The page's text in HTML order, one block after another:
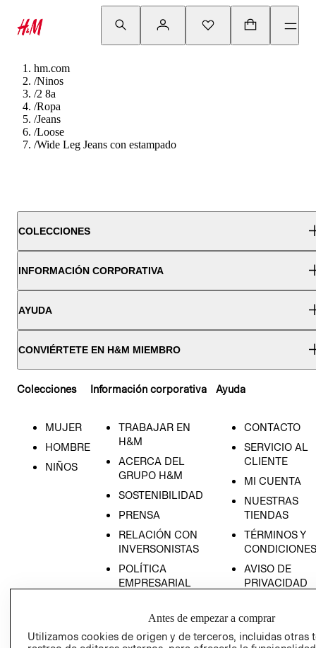
hm.com
/Ninos
/2 8a
/Ropa
/Jeans
/Loose
/Wide Leg Jeans con estampado
COLECCIONES
INFORMACIÓN CORPORATIVA
AYUDA
CONVIÉRTETE EN H&M MIEMBRO
Colecciones
MUJER
HOMBRE
NIÑOS
Información corporativa
TRABAJAR EN
H&M
ACERCA DEL
GRUPO H&M
SOSTENIBILIDAD
PRENSA
RELACIÓN CON
INVERSONISTAS
POLÍTICA
EMPRESARIAL
Ayuda
CONTACTO
SERVICIO AL
CLIENTE
MI CUENTA
NUESTRAS
TIENDAS
TÉRMINOS Y
CONDICIONES
AVISO DE
PRIVACIDAD
AVISO DE
COOKIES
Antes de empezar a comprar
Utilizamos cookies de origen y de terceros, incluidas otras